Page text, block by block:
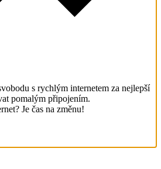
s rychlým internetem za nejlepší
pomalým připojením.
Je čas na změnu!